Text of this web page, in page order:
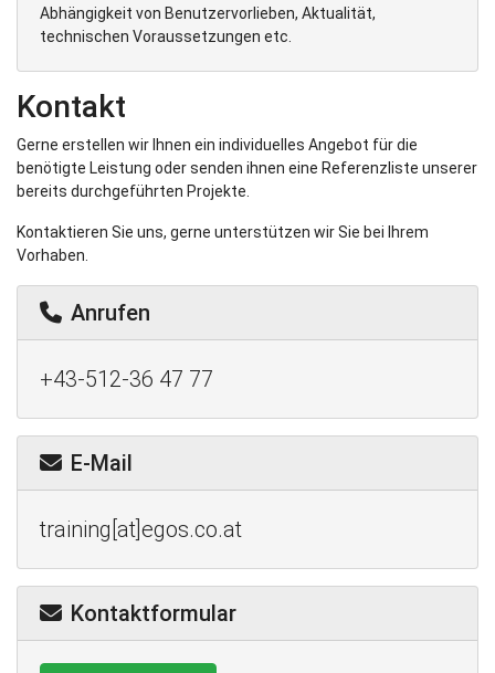
Abhängigkeit von Benutzervorlieben, Aktualität,
technischen Voraussetzungen etc.
Kontakt
Gerne erstellen wir Ihnen ein individuelles Angebot für die
benötigte Leistung oder senden ihnen eine Referenzliste unserer
bereits durchgeführten Projekte.
Kontaktieren Sie uns, gerne unterstützen wir Sie bei Ihrem
Vorhaben.
Anrufen
+43-512-36 47 77
E-Mail
training[at]egos.co.at
Kontaktformular